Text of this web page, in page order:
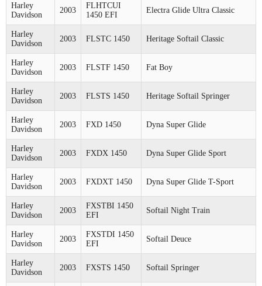
Harley
Davidson
2003
FLHTCUI
1450 EFI
Electra Glide Ultra Classic
Harley
Davidson
2003 FLSTC 1450 Heritage Softail Classic
Harley
Davidson
2003 FLSTF 1450 Fat Boy
Harley
Davidson
2003 FLSTS 1450 Heritage Softail Springer
Harley
Davidson
2003 FXD 1450 Dyna Super Glide
Harley
Davidson
2003 FXDX 1450 Dyna Super Glide Sport
Harley
Davidson
2003 FXDXT 1450 Dyna Super Glide T-Sport
Harley
Davidson
2003
FXSTBI 1450
EFI
Softail Night Train
Harley
Davidson
2003
FXSTDI 1450
EFI
Softail Deuce
Harley
Davidson
2003 FXSTS 1450 Softail Springer